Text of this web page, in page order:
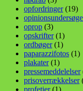
opfordringer(19)
oprop (3)
opskrifter(1)
ordbøger(1)
paparazzifotos (1)
plakater(1)
pressemeddelelser
prisoverrækkelser